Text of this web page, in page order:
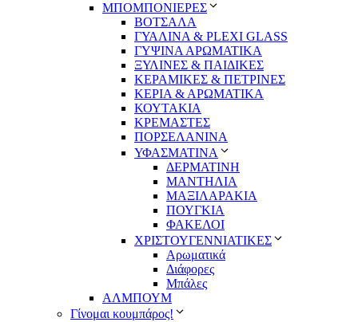
ΜΠΟΜΠΟΝΙΕΡΕΣ
ΒΟΤΣΑΛΑ
ΓΥΑΛΙΝΑ & PLEXI GLASS
ΓΥΨΙΝΑ ΑΡΩΜΑΤΙΚΑ
ΞΥΛΙΝΕΣ & ΠΑΙΔΙΚΕΣ
ΚΕΡΑΜΙΚΕΣ & ΠΕΤΡΙΝΕΣ
ΚΕΡΙΑ & ΑΡΩΜΑΤΙΚΑ
ΚΟΥΤΑΚΙΑ
ΚΡΕΜΑΣΤΕΣ
ΠΟΡΣΕΛΑΝΙΝΑ
ΥΦΑΣΜΑΤΙΝA
ΔΕΡΜΑΤΙΝΗ
ΜΑΝΤΗΛΙΑ
ΜΑΞΙΛΑΡΑΚΙΑ
ΠΟΥΓΚΙΑ
ΦΑΚΕΛΟΙ
ΧΡΙΣΤΟΥΓΕΝΝΙΑΤΙΚΕΣ
Αρωματικά
Διάφορες
Μπάλες
ΑΛΜΠΟΥΜ
Γίνομαι κουμπάρος!